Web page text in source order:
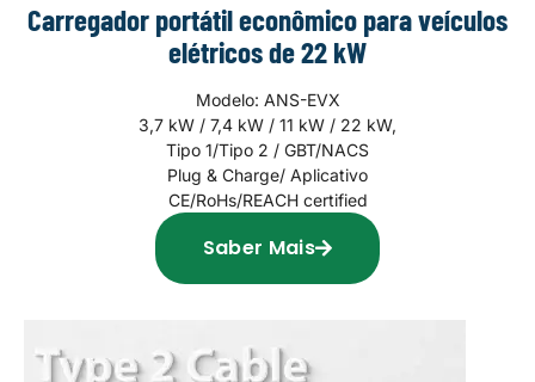
Carregador portátil econômico para veículos
elétricos de 22 kW
Modelo: ANS-EVX
3,7 kW / 7,4 kW / 11 kW / 22 kW,
Tipo 1/Tipo 2 / GBT/NACS
Plug & Charge/ Aplicativo
CE/RoHs/REACH certified
Saber Mais